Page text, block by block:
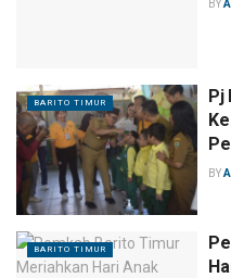
BY
BARITO TIMUR
Pj
BY
BARITO TIMUR